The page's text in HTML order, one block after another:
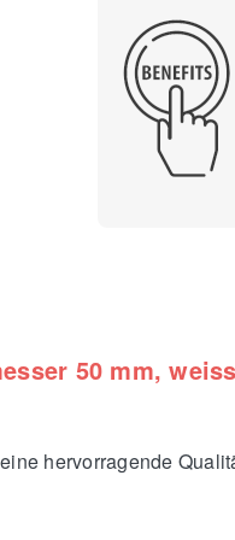
50 mm,
hervorragende